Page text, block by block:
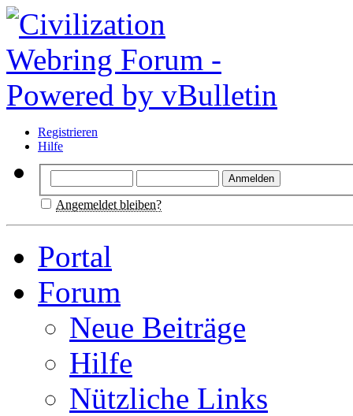
Registrieren
Hilfe
Angemeldet bleiben?
Portal
Forum
Neue Beiträge
Hilfe
Nützliche Links